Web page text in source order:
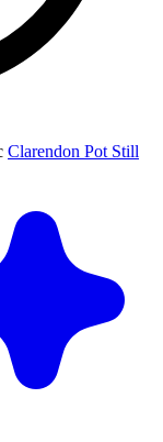
Clarendon Pot Still